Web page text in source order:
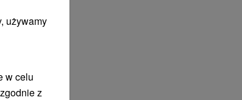
używamy
w celu
z